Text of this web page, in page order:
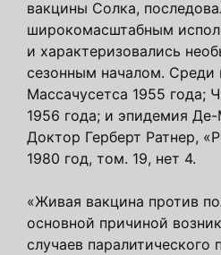
вакцины Солка,
широкомасштабным
и характеризовались
сезонным началом. Среди
Массачусетса 1955 года;
1956 года; и эпидемия
Доктор Герберт Ратнер,
1980 год, том. 19, нет 4.
«Живая вакцина против
основной причиной
случаев паралитического